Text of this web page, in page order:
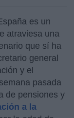
es un
atraviesa una
que sí ha
general
y el
pasada
de pensiones y
a la